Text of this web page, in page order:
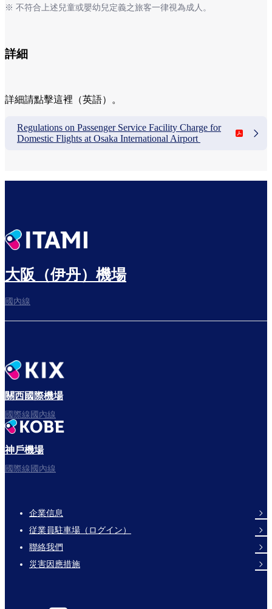
※ 不符合上述兒童或嬰幼兒定義之旅客一律視為成人。
詳細
詳細請點擊這裡（英語）。
Regulations on Passenger Service Facility Charge for
Domestic Flights at Osaka International Airport
大阪（伊丹）機場
國內線
關西國際機場
國際線國內線
神戶機場
國際線國內線
Footer
Links
企業信息
従業員駐車場（ログイン）
聯絡我們
災害因應措施